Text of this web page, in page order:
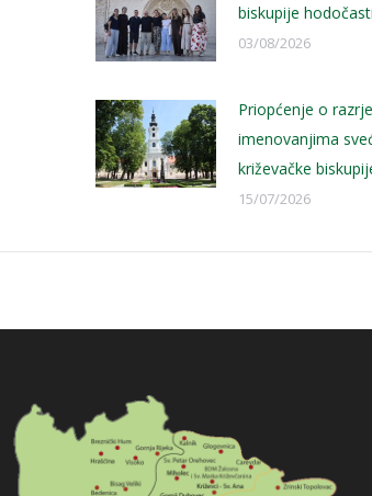
biskupije
03/08/2026
Priopćenje o
imenovanjima
križevačke
15/07/2026